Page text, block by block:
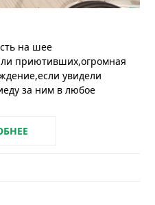
на шее
приютивших,огромная
увидели
за ним в любое